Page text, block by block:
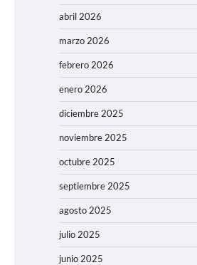
abril 2026
marzo 2026
febrero 2026
enero 2026
diciembre 2025
noviembre 2025
octubre 2025
septiembre 2025
agosto 2025
julio 2025
junio 2025